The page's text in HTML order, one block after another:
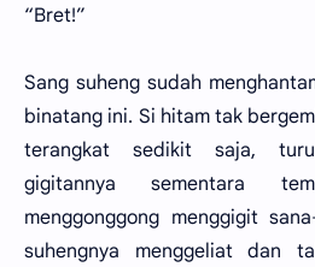
“Bret!”
Sang suheng sudah
binatang ini. Si hitam tak
terangkat sedikit saja,
gigitannya sementara
menggonggong menggigit
suhengnya menggeliat dan